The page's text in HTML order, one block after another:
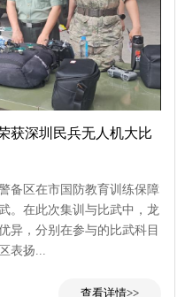
获深圳民兵无人机大比
备区在市国防教育训练保障
。在此次集训与比武中，龙
异，分别在参与的比武科目
表扬...